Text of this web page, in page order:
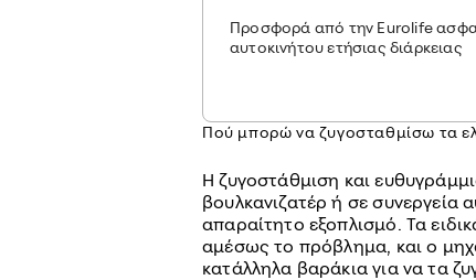
Προσφορά από την Eurolife
αυτοκινήτου ετήσιας διάρκειας
Πού μπορώ να ζυγοσταθμίσω τα
Η ζυγοστάθμιση και
βουλκανιζατέρ ή σε συνεργεία
απαραίτητο εξοπλισμό. Τα
αμέσως το πρόβλημα, και ο
κατάλληλα βαράκια για να τα